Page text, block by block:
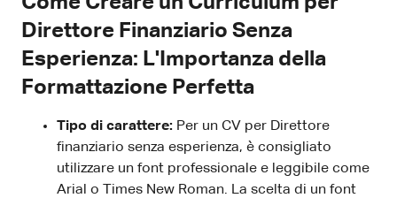
Direttore Finanziario Senza
Esperienza: L'Importanza della
Formattazione Perfetta
Tipo di carattere: Per un CV per Direttore
finanziario senza esperienza, è consigliato
utilizzare un font professionale e leggibile come
Arial o Times New Roman. La scelta di un font